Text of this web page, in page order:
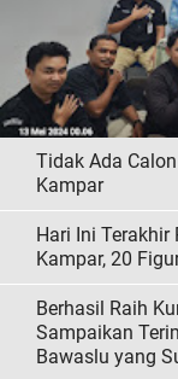
Tidak Ada
Kampar
Hari Ini
Kampar, 20
Berhasil Raih
Sampaikan
Bawaslu yang